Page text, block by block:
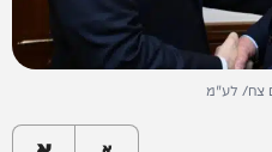
צח/ לע"מ
א